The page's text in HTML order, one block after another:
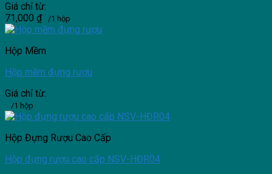
Giá chỉ từ:
71,000 ₫ /1 hộp
Hộp Mềm
Hộp mềm đựng rượu
Giá chỉ từ:
/1 hộp
Hộp Đựng Rượu Cao Cấp
Hộp đựng rượu cao cấp NSV-HĐR04